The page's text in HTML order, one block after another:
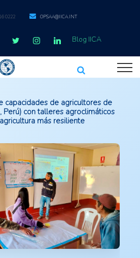
0222 OPSAA@IICA.INT
Blog IICA
capacidades de agricultores de
Perú) con talleres agroclimáticos
más resiliente